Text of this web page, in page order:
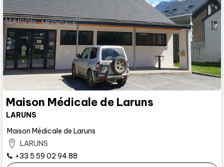
Maison Médicale de Laruns
LARUNS
Maison Médicale de Laruns
LARUNS
+33 5 59 02 94 88